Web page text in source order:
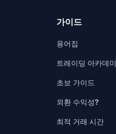
가이드
용어집
트레이딩 아카데미
초보 가이드
외환 수익성?
최적 거래 시간